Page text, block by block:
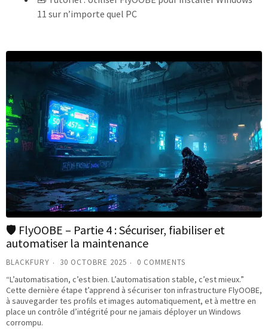
11 sur n’importe quel PC
🛡️ FlyOOBE – Partie 4 : Sécuriser, fiabiliser et
automatiser la maintenance
BLACKFURY 30 OCTOBRE 2025 0 COMMENTS
“L’automatisation, c’est bien. L’automatisation stable, c’est mieux.”
Cette dernière étape t’apprend à sécuriser ton infrastructure FlyOOBE,
à sauvegarder tes profils et images automatiquement, et à mettre en
place un contrôle d’intégrité pour ne jamais déployer un Windows
corrompu.